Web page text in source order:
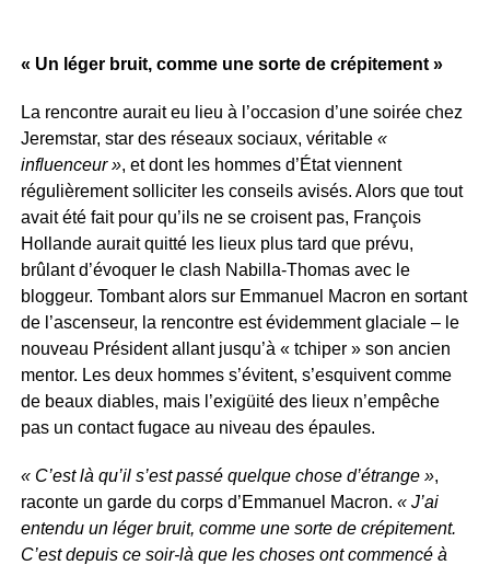
« Un léger bruit, comme une sorte de crépitement »
La rencontre aurait eu lieu à l’occasion d’une soirée chez
Jeremstar, star des réseaux sociaux, véritable «
influenceur », et dont les hommes d’État viennent
régulièrement solliciter les conseils avisés. Alors que tout
avait été fait pour qu’ils ne se croisent pas, François
Hollande aurait quitté les lieux plus tard que prévu,
brûlant d’évoquer le clash Nabilla-Thomas avec le
bloggeur. Tombant alors sur Emmanuel Macron en sortant
de l’ascenseur, la rencontre est évidemment glaciale – le
nouveau Président allant jusqu’à « tchiper » son ancien
mentor. Les deux hommes s’évitent, s’esquivent comme
de beaux diables, mais l’exigüité des lieux n’empêche
pas un contact fugace au niveau des épaules.
« C’est là qu’il s’est passé quelque chose d’étrange »,
raconte un garde du corps d’Emmanuel Macron. « J’ai
entendu un léger bruit, comme une sorte de crépitement.
C’est depuis ce soir-là que les choses ont commencé à